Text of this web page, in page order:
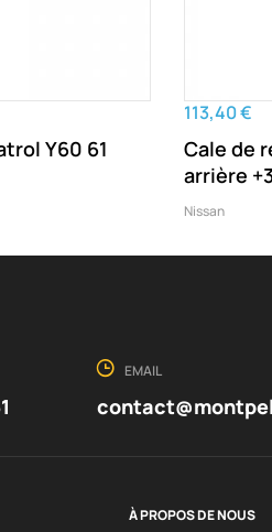
Y60 61
113,40 €
Cale de
arrière
Nissan
EMAIL
À PROPOS DE NOUS